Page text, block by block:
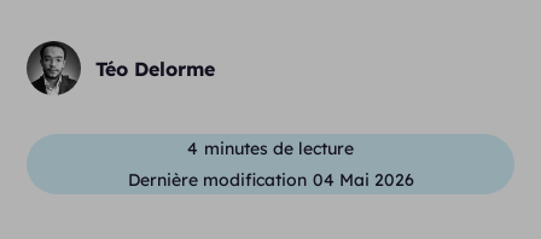
Téo Delorme
4 minutes de lecture
Dernière modification 04 Mai 2026